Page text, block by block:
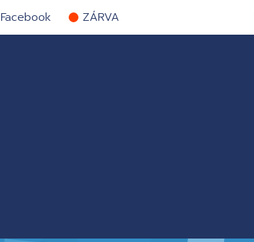
Facebook ZÁRVA